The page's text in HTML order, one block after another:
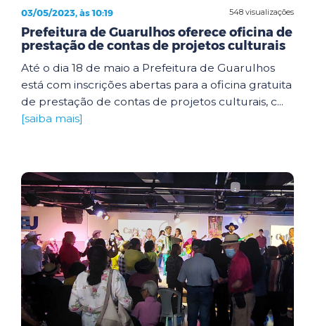
548 visualizações
03/05/2023, às 10:19
Prefeitura de Guarulhos oferece oficina de
prestação de contas de projetos culturais
Até o dia 18 de maio a Prefeitura de Guarulhos
está com inscrições abertas para a oficina gratuita
de prestação de contas de projetos culturais, c...
[saiba mais]